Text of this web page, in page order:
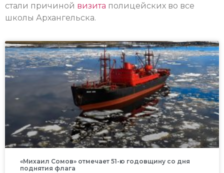
стали причиной визита полицейских во все
школы Архангельска.
«Михаил Сомов» отмечает 51-ю годовщину со дня
поднятия флага